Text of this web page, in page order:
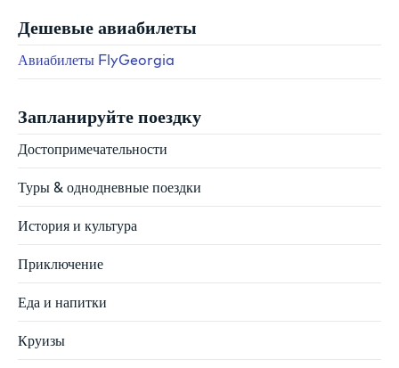
Дешевые авиабилеты
Авиабилеты FlyGeorgia
Запланируйте поездку
Достопримечательности
Туры & однодневные поездки
История и культура
Приключение
Еда и напитки
Круизы